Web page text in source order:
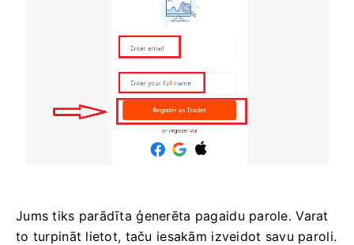
Jums tiks parādīta ģenerēta pagaidu parole. Varat
to turpināt lietot, taču iesakām izveidot savu paroli.